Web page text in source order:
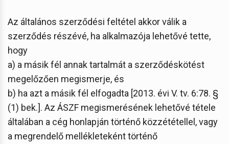
Az általános szerződési feltétel akkor válik a
szerződés részévé, ha alkalmazója lehetővé tette,
hogy
a) a másik fél annak tartalmát a szerződéskötést
megelőzően megismerje, és
b) ha azt a másik fél elfogadta [2013. évi V. tv. 6:78. §
(1) bek.]. Az ÁSZF megismerésének lehetővé tétele
általában a cég honlapján történő közzététellel, vagy
a megrendelő mellékleteként történő